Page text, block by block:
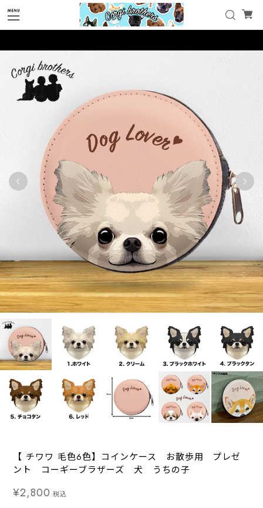
【 チワワ 毛色6色】コインケース お散歩用 プレゼ
ント コーギーブラザーズ 犬 うちの子
¥2,800 税込